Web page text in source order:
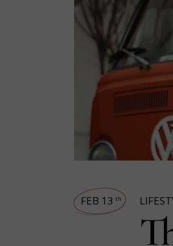
FEB 13 th